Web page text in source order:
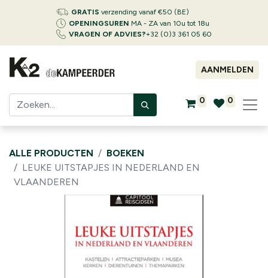
GRATIS verzending vanaf €50 (BE)
OPENINGSUREN MA - ZA van 10u tot 18u
VRAGEN OF ADVIES?+32 (0)3 361 05 60
AANMELDEN
0 0
ALLE PRODUCTEN
BOEKEN
LEUKE UITSTAPJES IN NEDERLAND EN
VLAANDEREN